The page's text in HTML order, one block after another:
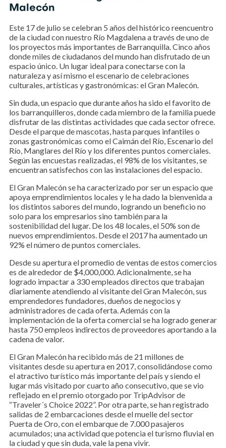
Malecón
Este 17 de julio se celebran 5 años del histórico reencuentro
de la ciudad con nuestro Río Magdalena a través de uno de
los proyectos más importantes de Barranquilla. Cinco años
donde miles de ciudadanos del mundo han disfrutado de un
espacio único. Un lugar ideal para conectarse con la
naturaleza y así mismo el escenario de celebraciones
culturales, artísticas y gastronómicas: el Gran Malecón.
Sin duda, un espacio que durante años ha sido el favorito de
los barranquilleros, donde cada miembro de la familia puede
disfrutar de las distintas actividades que cada sector ofrece.
Desde el parque de mascotas, hasta parques infantiles o
zonas gastronómicas como el Caimán del Río, Escenario del
Río, Manglares del Río y los diferentes puntos comerciales.
Según las encuestas realizadas, el 98% de los visitantes, se
encuentran satisfechos con las instalaciones del espacio.
El Gran Malecón se ha caracterizado por ser un espacio que
apoya emprendimientos locales y le ha dado la bienvenida a
los distintos sabores del mundo, logrando un beneficio no
solo para los empresarios sino también para la
sostenibilidad del lugar. De los 48 locales, el 50% son de
nuevos emprendimientos. Desde el 2017 ha aumentado un
92% el número de puntos comerciales.
Desde su apertura el promedio de ventas de estos comercios
es de alrededor de $4,000,000. Adicionalmente, se ha
logrado impactar a 330 empleados directos que trabajan
diariamente atendiendo al visitante del Gran Malecón, sus
emprendedores fundadores, dueños de negocios y
administradores de cada oferta. Además con la
implementación de la oferta comercial se ha logrado generar
hasta 750 empleos indirectos de proveedores aportando a la
cadena de valor.
El Gran Malecón ha recibido más de 21 millones de
visitantes desde su apertura en 2017, consolidándose como
el atractivo turístico más importante del país y siendo el
lugar más visitado por cuarto año consecutivo, que se vio
reflejado en el premio otorgado por TripAdvisor de
“Traveler´s Choice 2022”. Por otra parte, se han registrado
salidas de 2 embarcaciones desde el muelle del sector
Puerta de Oro, con el embarque de 7.000 pasajeros
acumulados; una actividad que potencia el turismo fluvial en
la ciudad y que sin duda, vale la pena vivir.